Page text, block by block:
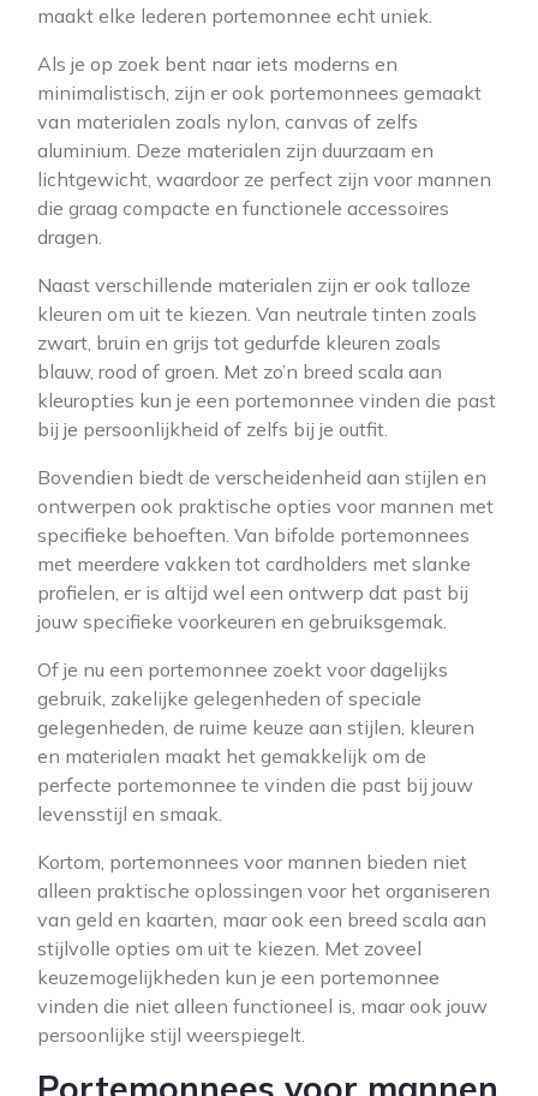
maakt elke lederen portemonnee echt uniek.
Als je op zoek bent naar iets moderns en
minimalistisch, zijn er ook portemonnees gemaakt
van materialen zoals nylon, canvas of zelfs
aluminium. Deze materialen zijn duurzaam en
lichtgewicht, waardoor ze perfect zijn voor mannen
die graag compacte en functionele accessoires
dragen.
Naast verschillende materialen zijn er ook talloze
kleuren om uit te kiezen. Van neutrale tinten zoals
zwart, bruin en grijs tot gedurfde kleuren zoals
blauw, rood of groen. Met zo’n breed scala aan
kleuropties kun je een portemonnee vinden die past
bij je persoonlijkheid of zelfs bij je outfit.
Bovendien biedt de verscheidenheid aan stijlen en
ontwerpen ook praktische opties voor mannen met
specifieke behoeften. Van bifolde portemonnees
met meerdere vakken tot cardholders met slanke
profielen, er is altijd wel een ontwerp dat past bij
jouw specifieke voorkeuren en gebruiksgemak.
Of je nu een portemonnee zoekt voor dagelijks
gebruik, zakelijke gelegenheden of speciale
gelegenheden, de ruime keuze aan stijlen, kleuren
en materialen maakt het gemakkelijk om de
perfecte portemonnee te vinden die past bij jouw
levensstijl en smaak.
Kortom, portemonnees voor mannen bieden niet
alleen praktische oplossingen voor het organiseren
van geld en kaarten, maar ook een breed scala aan
stijlvolle opties om uit te kiezen. Met zoveel
keuzemogelijkheden kun je een portemonnee
vinden die niet alleen functioneel is, maar ook jouw
persoonlijke stijl weerspiegelt.